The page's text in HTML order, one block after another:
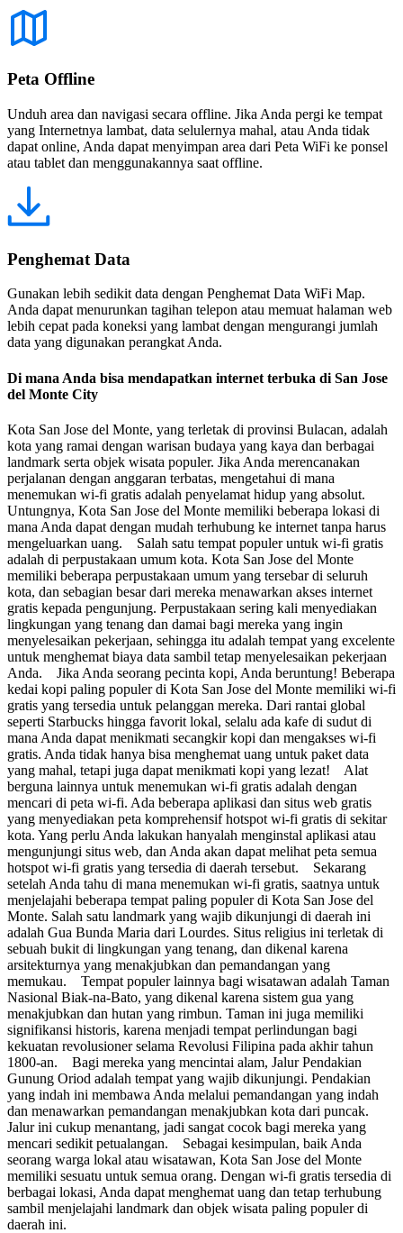
Peta Offline
Unduh area dan navigasi secara offline. Jika Anda pergi ke tempat
yang Internetnya lambat, data selulernya mahal, atau Anda tidak
dapat online, Anda dapat menyimpan area dari Peta WiFi ke ponsel
atau tablet dan menggunakannya saat offline.
Penghemat Data
Gunakan lebih sedikit data dengan Penghemat Data WiFi Map.
Anda dapat menurunkan tagihan telepon atau memuat halaman web
lebih cepat pada koneksi yang lambat dengan mengurangi jumlah
data yang digunakan perangkat Anda.
Di mana Anda bisa mendapatkan internet terbuka di San Jose
del Monte City
Kota San Jose del Monte, yang terletak di provinsi Bulacan, adalah
kota yang ramai dengan warisan budaya yang kaya dan berbagai
landmark serta objek wisata populer. Jika Anda merencanakan
perjalanan dengan anggaran terbatas, mengetahui di mana
menemukan wi-fi gratis adalah penyelamat hidup yang absolut.
Untungnya, Kota San Jose del Monte memiliki beberapa lokasi di
mana Anda dapat dengan mudah terhubung ke internet tanpa harus
mengeluarkan uang. Salah satu tempat populer untuk wi-fi gratis
adalah di perpustakaan umum kota. Kota San Jose del Monte
memiliki beberapa perpustakaan umum yang tersebar di seluruh
kota, dan sebagian besar dari mereka menawarkan akses internet
gratis kepada pengunjung. Perpustakaan sering kali menyediakan
lingkungan yang tenang dan damai bagi mereka yang ingin
menyelesaikan pekerjaan, sehingga itu adalah tempat yang excelente
untuk menghemat biaya data sambil tetap menyelesaikan pekerjaan
Anda. Jika Anda seorang pecinta kopi, Anda beruntung! Beberapa
kedai kopi paling populer di Kota San Jose del Monte memiliki wi-fi
gratis yang tersedia untuk pelanggan mereka. Dari rantai global
seperti Starbucks hingga favorit lokal, selalu ada kafe di sudut di
mana Anda dapat menikmati secangkir kopi dan mengakses wi-fi
gratis. Anda tidak hanya bisa menghemat uang untuk paket data
yang mahal, tetapi juga dapat menikmati kopi yang lezat! Alat
berguna lainnya untuk menemukan wi-fi gratis adalah dengan
mencari di peta wi-fi. Ada beberapa aplikasi dan situs web gratis
yang menyediakan peta komprehensif hotspot wi-fi gratis di sekitar
kota. Yang perlu Anda lakukan hanyalah menginstal aplikasi atau
mengunjungi situs web, dan Anda akan dapat melihat peta semua
hotspot wi-fi gratis yang tersedia di daerah tersebut. Sekarang
setelah Anda tahu di mana menemukan wi-fi gratis, saatnya untuk
menjelajahi beberapa tempat paling populer di Kota San Jose del
Monte. Salah satu landmark yang wajib dikunjungi di daerah ini
adalah Gua Bunda Maria dari Lourdes. Situs religius ini terletak di
sebuah bukit di lingkungan yang tenang, dan dikenal karena
arsitekturnya yang menakjubkan dan pemandangan yang
memukau. Tempat populer lainnya bagi wisatawan adalah Taman
Nasional Biak-na-Bato, yang dikenal karena sistem gua yang
menakjubkan dan hutan yang rimbun. Taman ini juga memiliki
signifikansi historis, karena menjadi tempat perlindungan bagi
kekuatan revolusioner selama Revolusi Filipina pada akhir tahun
1800-an. Bagi mereka yang mencintai alam, Jalur Pendakian
Gunung Oriod adalah tempat yang wajib dikunjungi. Pendakian
yang indah ini membawa Anda melalui pemandangan yang indah
dan menawarkan pemandangan menakjubkan kota dari puncak.
Jalur ini cukup menantang, jadi sangat cocok bagi mereka yang
mencari sedikit petualangan. Sebagai kesimpulan, baik Anda
seorang warga lokal atau wisatawan, Kota San Jose del Monte
memiliki sesuatu untuk semua orang. Dengan wi-fi gratis tersedia di
berbagai lokasi, Anda dapat menghemat uang dan tetap terhubung
sambil menjelajahi landmark dan objek wisata paling populer di
daerah ini.